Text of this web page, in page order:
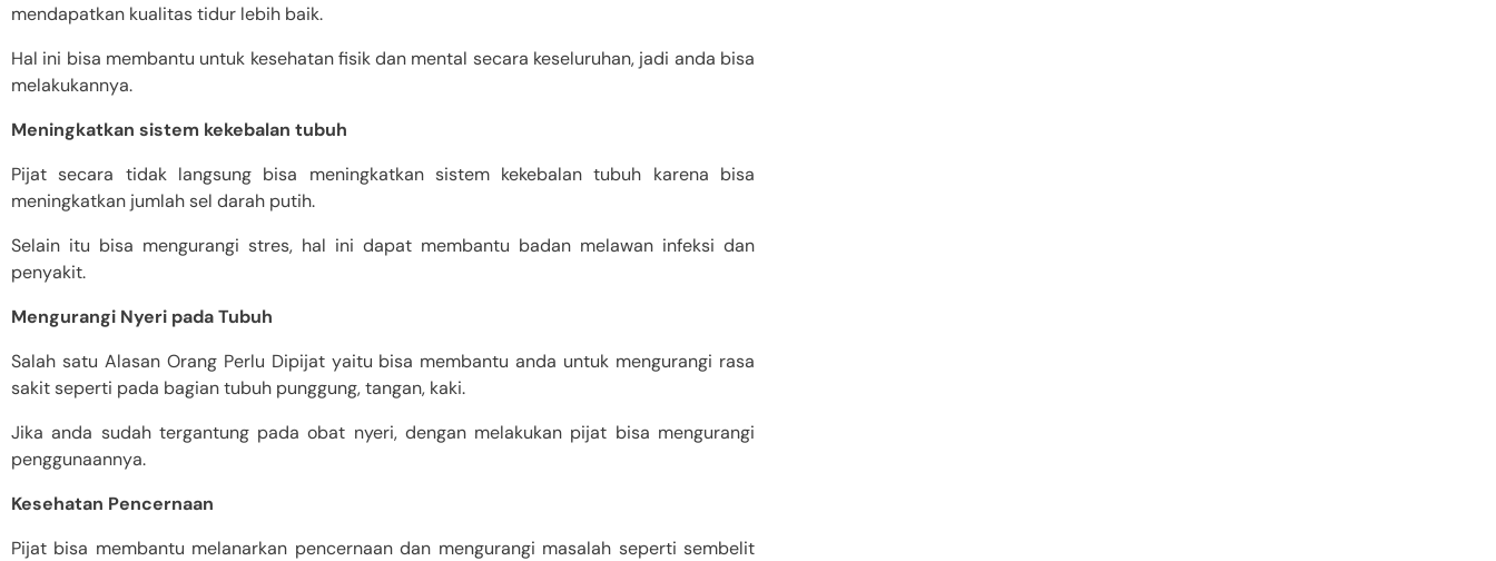
mendapatkan kualitas tidur lebih baik.
Hal ini bisa membantu untuk kesehatan fisik dan mental secara keseluruhan, jadi anda bisa
melakukannya.
Meningkatkan sistem kekebalan tubuh
Pijat secara tidak langsung bisa meningkatkan sistem kekebalan tubuh karena bisa
meningkatkan jumlah sel darah putih.
Selain itu bisa mengurangi stres, hal ini dapat membantu badan melawan infeksi dan
penyakit.
Mengurangi Nyeri pada Tubuh
Salah satu Alasan Orang Perlu Dipijat yaitu bisa membantu anda untuk mengurangi rasa
sakit seperti pada bagian tubuh punggung, tangan, kaki.
Jika anda sudah tergantung pada obat nyeri, dengan melakukan pijat bisa mengurangi
penggunaannya.
Kesehatan Pencernaan
Pijat bisa membantu melanarkan pencernaan dan mengurangi masalah seperti sembelit